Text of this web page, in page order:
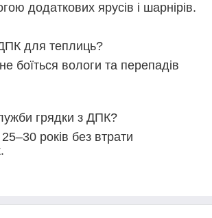
додаткових ярусів і шарнірів.
для теплиць?
боїться вологи та перепадів
грядки з ДПК?
років без втрати